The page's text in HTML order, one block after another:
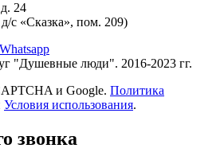
24
с «Сказка», пом. 209)
Whatsapp
"Душевные люди". 2016-2023 гг.
и Google. Политика
Условия использования.
звонка